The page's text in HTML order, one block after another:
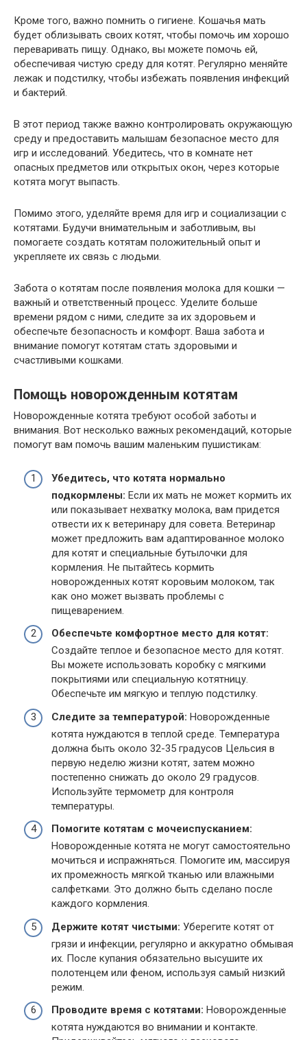
Кроме того, важно помнить о гигиене. Кошачья мать
будет облизывать своих котят, чтобы помочь им хорошо
переваривать пищу. Однако, вы можете помочь ей,
обеспечивая чистую среду для котят. Регулярно меняйте
лежак и подстилку, чтобы избежать появления инфекций
и бактерий.
В этот период также важно контролировать окружающую
среду и предоставить малышам безопасное место для
игр и исследований. Убедитесь, что в комнате нет
опасных предметов или открытых окон, через которые
котята могут выпасть.
Помимо этого, уделяйте время для игр и социализации с
котятами. Будучи внимательным и заботливым, вы
помогаете создать котятам положительный опыт и
укрепляете их связь с людьми.
Забота о котятам после появления молока для кошки —
важный и ответственный процесс. Уделите больше
времени рядом с ними, следите за их здоровьем и
обеспечьте безопасность и комфорт. Ваша забота и
внимание помогут котятам стать здоровыми и
счастливыми кошками.
Помощь новорожденным котятам
Новорожденные котята требуют особой заботы и
внимания. Вот несколько важных рекомендаций, которые
помогут вам помочь вашим маленьким пушистикам:
Убедитесь, что котята нормально
подкормлены: Если их мать не может кормить их
или показывает нехватку молока, вам придется
отвести их к ветеринару для совета. Ветеринар
может предложить вам адаптированное молоко
для котят и специальные бутылочки для
кормления. Не пытайтесь кормить
новорожденных котят коровьим молоком, так
как оно может вызвать проблемы с
пищеварением.
Обеспечьте комфортное место для котят:
Создайте теплое и безопасное место для котят.
Вы можете использовать коробку с мягкими
покрытиями или специальную котятницу.
Обеспечьте им мягкую и теплую подстилку.
Следите за температурой: Новорожденные
котята нуждаются в теплой среде. Температура
должна быть около 32-35 градусов Цельсия в
первую неделю жизни котят, затем можно
постепенно снижать до около 29 градусов.
Используйте термометр для контроля
температуры.
Помогите котятам с мочеиспусканием:
Новорожденные котята не могут самостоятельно
мочиться и испражняться. Помогите им, массируя
их промежность мягкой тканью или влажными
салфетками. Это должно быть сделано после
каждого кормления.
Держите котят чистыми: Уберегите котят от
грязи и инфекции, регулярно и аккуратно обмывая
их. После купания обязательно высушите их
полотенцем или феном, используя самый низкий
режим.
Проводите время с котятами: Новорожденные
котята нуждаются во внимании и контакте.